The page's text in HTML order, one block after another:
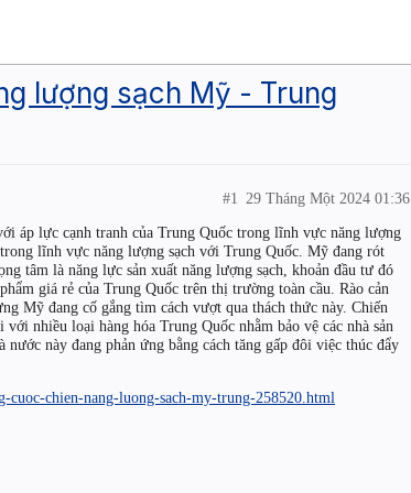
lượng sạch Mỹ - Trung
29 Tháng Một 2024 01:36
#1
áp lực cạnh tranh của Trung Quốc trong lĩnh vực năng lượng
lĩnh vực năng lượng sạch với Trung Quốc. Mỹ đang rót
tâm là năng lực sản xuất năng lượng sạch, khoản đầu tư đó
giá rẻ của Trung Quốc trên thị trường toàn cầu. Rào cản
Mỹ đang cố gắng tìm cách vượt qua thách thức này. Chiến
nhiều loại hàng hóa Trung Quốc nhằm bảo vệ các nhà sản
này đang phản ứng bằng cách tăng gấp đôi việc thúc đẩy
cuoc-chien-nang-luong-sach-my-trung-258520.html